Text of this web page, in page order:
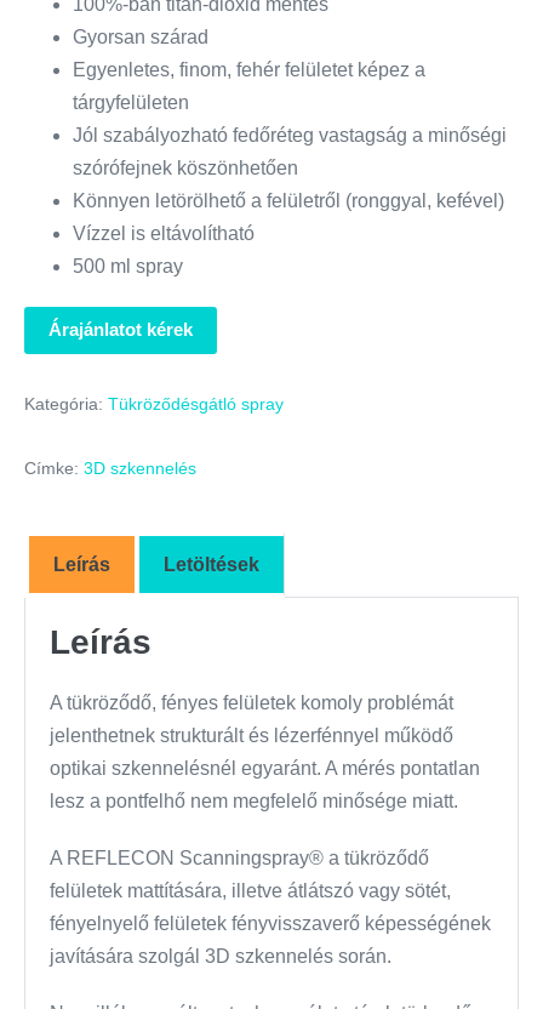
100%-ban titán-dioxid mentes
Gyorsan szárad
Egyenletes, finom, fehér felületet képez a
tárgyfelületen
Jól szabályozható fedőréteg vastagság a minőségi
szórófejnek köszönhetően
Könnyen letörölhető a felületről (ronggyal, kefével)
Vízzel is eltávolítható
500 ml spray
Árajánlatot kérek
Kategória: Tükröződésgátló spray
Címke: 3D szkennelés
Leírás Letöltések
Leírás
A tükröződő, fényes felületek komoly problémát
jelenthetnek strukturált és lézerfénnyel működő
optikai szkennelésnél egyaránt. A mérés pontatlan
lesz a pontfelhő nem megfelelő minősége miatt.
A REFLECON Scanningspray® a tükröződő
felületek mattítására, illetve átlátszó vagy sötét,
fényelnyelő felületek fényvisszaverő képességének
javítására szolgál 3D szkennelés során.